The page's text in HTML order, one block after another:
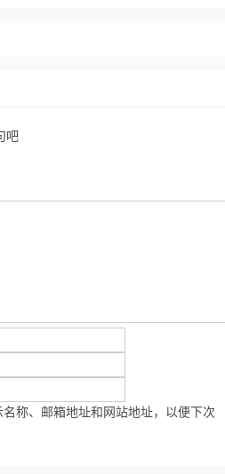
吧
称、邮箱地址和网站地址，以便下次